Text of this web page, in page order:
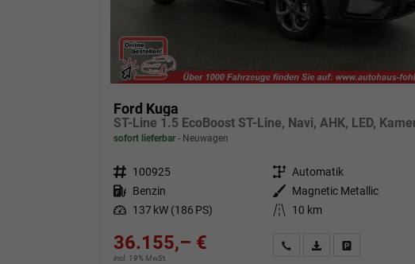
Ford Kuga
sofort lieferbar Neuwagen
Fahrzeugnr. 100925 Getriebe Automatik
Kraftstoff Benzin Außenfarbe
Magnetic Metallic
Leistung 137 kW (186 PS) Kilometerstand 10 km
36.155,– €
incl. 19% MwSt.
Angebot anfordern
Fahrzeugexpose (PDF)